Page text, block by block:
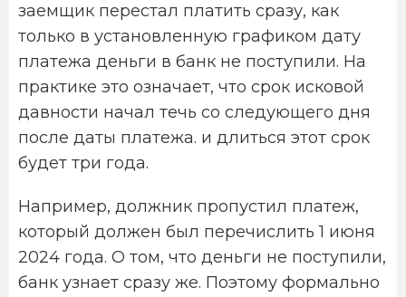
заемщик перестал платить сразу, как
только в установленную графиком дату
платежа деньги в банк не поступили. На
практике это означает, что срок исковой
давности начал течь со следующего дня
после даты платежа. и длиться этот срок
будет три года.
Например, должник пропустил платеж,
который должен был перечислить 1 июня
2024 года. О том, что деньги не поступили,
банк узнает сразу же. Поэтому формально